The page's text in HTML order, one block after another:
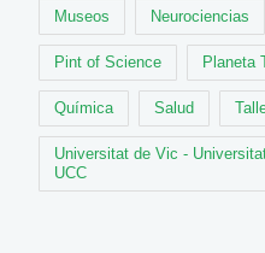
Museos Neurociencias
Pint of Science Planeta
Química Salud
Universitat de Vic -
UCC